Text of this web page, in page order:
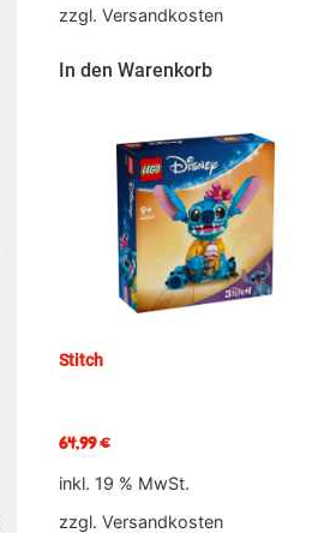
zzgl. Versandkosten
In den Warenkorb
Stitch
64,99€
inkl. 19 % MwSt.
zzgl. Versandkosten